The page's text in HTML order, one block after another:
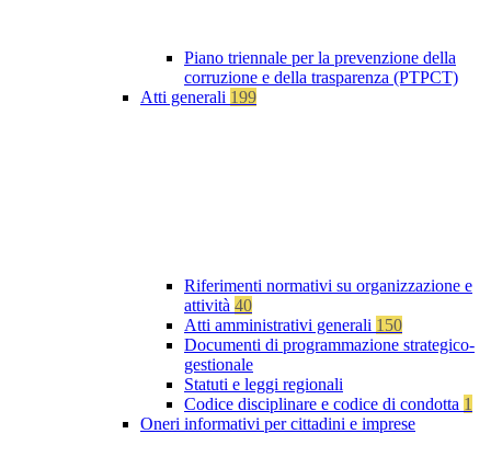
Piano triennale per la prevenzione della
corruzione e della trasparenza (PTPCT)
Atti generali 199
Riferimenti normativi su organizzazione e
attività 40
Atti amministrativi generali 150
Documenti di programmazione strategico-
gestionale
Statuti e leggi regionali
Codice disciplinare e codice di condotta 1
Oneri informativi per cittadini e imprese